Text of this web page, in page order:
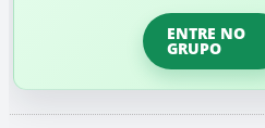
ENTRE NO
GRUPO